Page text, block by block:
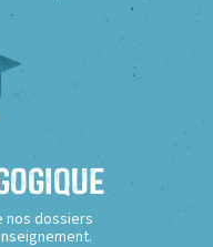
nos dossiers